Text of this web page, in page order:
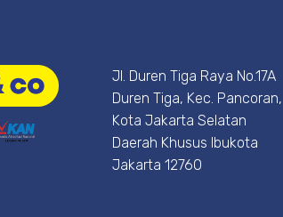
Jl. Duren Tiga Raya No.17A
Duren Tiga, Kec. Pancoran,
Kota Jakarta Selatan
Daerah Khusus Ibukota
Jakarta 12760